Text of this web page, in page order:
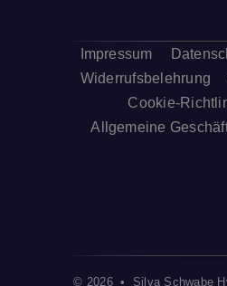
Impressum
Widerrufsbelehrung
Cookie-
Allgemeine
© 2026 • Silva Schwabe